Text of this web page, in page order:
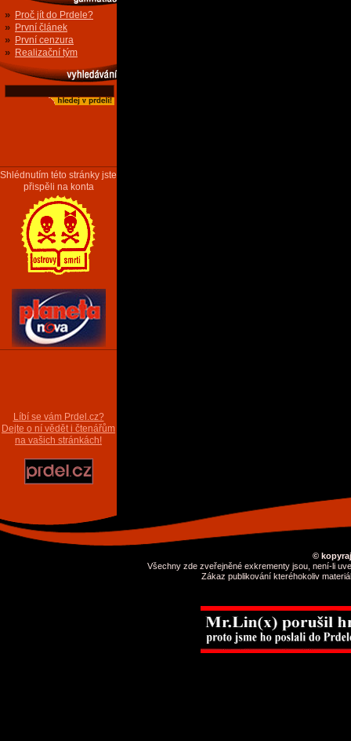
» Proč jít do Prdele?
» První článek
» První cenzura
» Realizační tým
Shlédnutím této stránky jste
přispěli na konta
Líbí se vám Prdel.cz?
Dejte o ní vědět i čtenářům
na vašich stránkách!
©
Všechny zde zveřejněné exkrementy jsou, není-li
Zákaz publikování kteréhokoliv